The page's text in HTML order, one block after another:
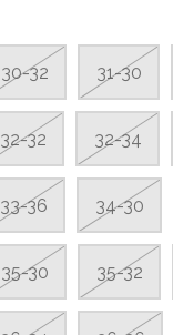
30-32 31-30
32-32 32-34
33-36 34-30
35-30 35-32